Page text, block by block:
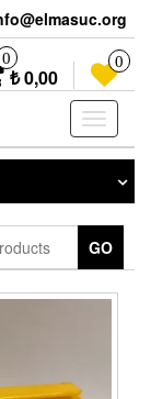
0
₺ 0,00
0
Toggle
GO